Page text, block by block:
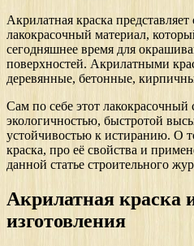
Акрилатная краска
лакокрасочный материал,
сегодняшнее время для
поверхностей. Акрилатными
деревянные, бетонные,
Сам по себе этот лакокрасочный
экологичностью, быстротой
устойчивостью к истиранию. О
краска, про её свойства и
данной статье строительного
Акрилатная краска
изготовления